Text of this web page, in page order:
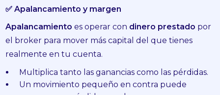
✅ Apalancamiento y margen
Apalancamiento es operar con dinero prestado por
el broker para mover más capital del que tienes
realmente en tu cuenta.
Multiplica tanto las ganancias como las pérdidas.
Un movimiento pequeño en contra puede